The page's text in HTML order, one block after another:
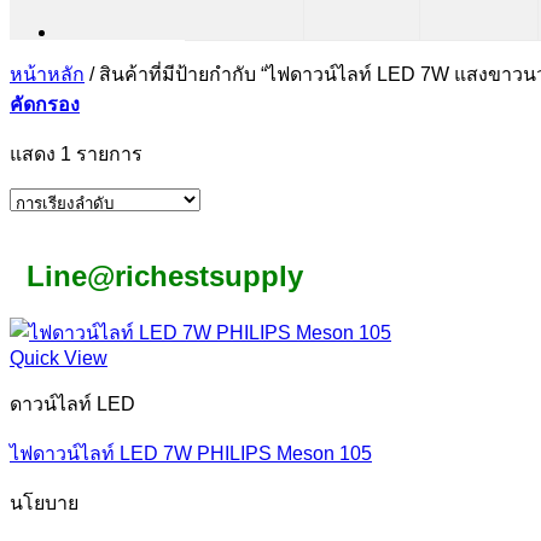
หน้าหลัก /สินค้าที่มีป้ายกำกับ “ไฟดาวน์ไลท์ LED 7W แสงขาวน
คัดกรอง
แสดง 1 รายการ
Line@richestsupply
Quick View
ดาวน์ไลท์ LED
ไฟดาวน์ไลท์ LED 7W PHILIPS Meson 105
นโยบาย